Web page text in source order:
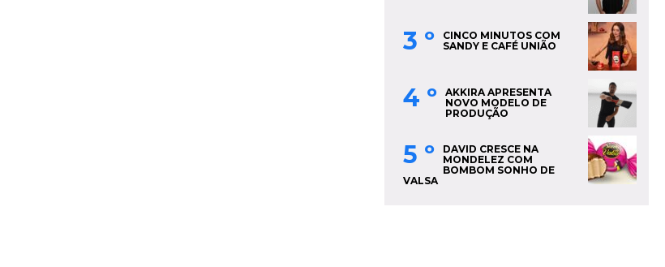
3 º
CINCO MINUTOS COM
SANDY E CAFÉ UNIÃO
4 º
AKKIRA APRESENTA
NOVO MODELO DE
PRODUÇÃO
5 º
DAVID CRESCE NA
MONDELEZ COM
BOMBOM SONHO DE
VALSA